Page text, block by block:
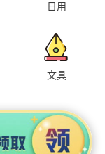
日用
文具